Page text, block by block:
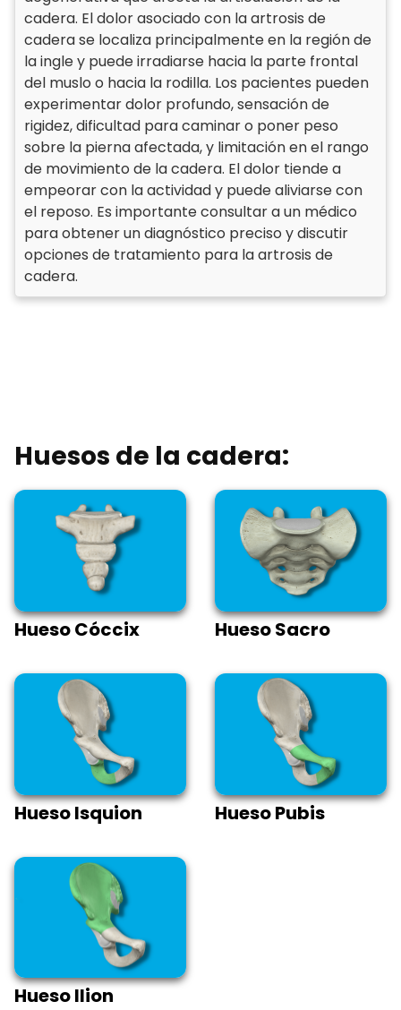
cadera. El dolor asociado con la artrosis de
cadera se localiza principalmente en la región de
la ingle y puede irradiarse hacia la parte frontal
del muslo o hacia la rodilla. Los pacientes pueden
experimentar dolor profundo, sensación de
rigidez, dificultad para caminar o poner peso
sobre la pierna afectada, y limitación en el rango
de movimiento de la cadera. El dolor tiende a
empeorar con la actividad y puede aliviarse con
el reposo. Es importante consultar a un médico
para obtener un diagnóstico preciso y discutir
opciones de tratamiento para la artrosis de
cadera.
Huesos de la cadera:
Hueso Cóccix Hueso Sacro
Hueso Isquion Hueso Pubis
Hueso Ilion